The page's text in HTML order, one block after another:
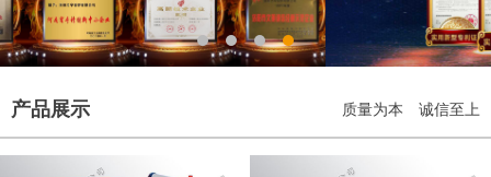
产品展示 质量为本 诚信至上